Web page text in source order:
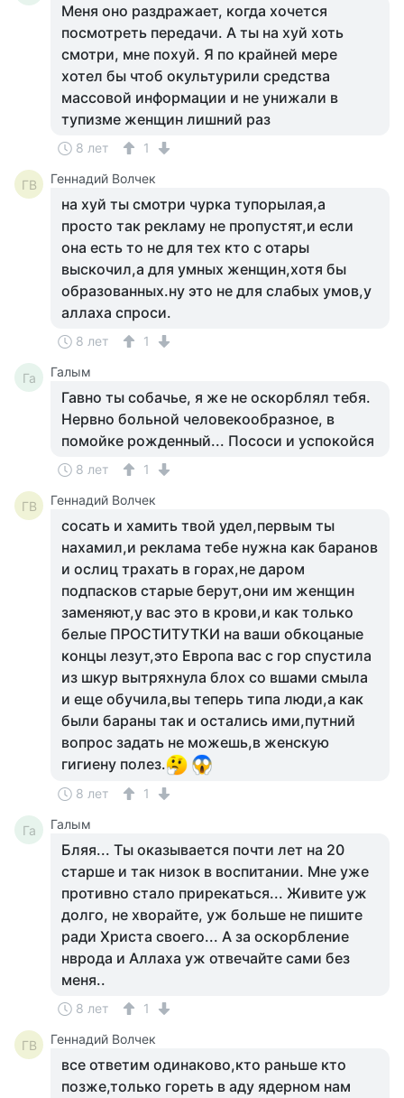
Меня оно раздражает, когда хочется
посмотреть передачи. А ты на хуй хоть
смотри, мне похуй. Я по крайней мере
хотел бы чтоб окультурили средства
массовой информации и не унижали в
тупизме женщин лишний раз
8 лет 1
ГВ Геннадий Волчек
на хуй ты смотри чурка тупорылая,а
просто так рекламу не пропустят,и если
она есть то не для тех кто с отары
выскочил,а для умных женщин,хотя бы
образованных.ну это не для слабых умов,у
аллаха спроси.
8 лет 1
Га Галым
Гавно ты собачье, я же не оскорблял тебя.
Нервно больной человекообразное, в
помойке рожденный... Пососи и успокойся
8 лет 1
ГВ Геннадий Волчек
сосать и хамить твой удел,первым ты
нахамил,и реклама тебе нужна как баранов
и ослиц трахать в горах,не даром
подпасков старые берут,они им женщин
заменяют,у вас это в крови,и как только
белые ПРОСТИТУТКИ на ваши обкоцаные
концы лезут,это Европа вас с гор спустила
из шкур вытряхнула блох со вшами смыла
и еще обучила,вы теперь типа люди,а как
были бараны так и остались ими,путний
вопрос задать не можешь,в женскую
гигиену полез.
8 лет 1
Га Галым
Бляя... Ты оказывается почти лет на 20
старше и так низок в воспитании. Мне уже
противно стало прирекаться... Живите уж
долго, не хворайте, уж больше не пишите
ради Христа своего... А за оскорбление
нврода и Аллаха уж отвечайте сами без
меня..
8 лет 1
ГВ Геннадий Волчек
все ответим одинаково,кто раньше кто
позже,только гореть в аду ядерном нам